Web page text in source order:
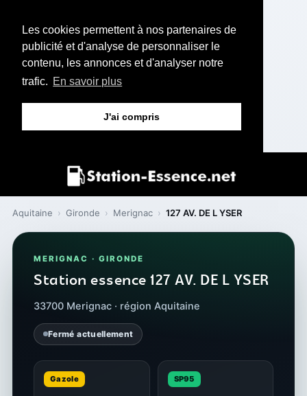
Les cookies permettent à nos partenaires de
publicité et d'analyse de personnaliser le
contenu, les annonces et d'analyser notre
trafic. En savoir plus
J'ai compris
Aquitaine › Gironde › Merignac › 127 AV. DE L YSER
MERIGNAC · GIRONDE
Station essence 127 AV. DE L YSER
33700 Merignac · région Aquitaine
Fermé actuellement
Gazole SP95